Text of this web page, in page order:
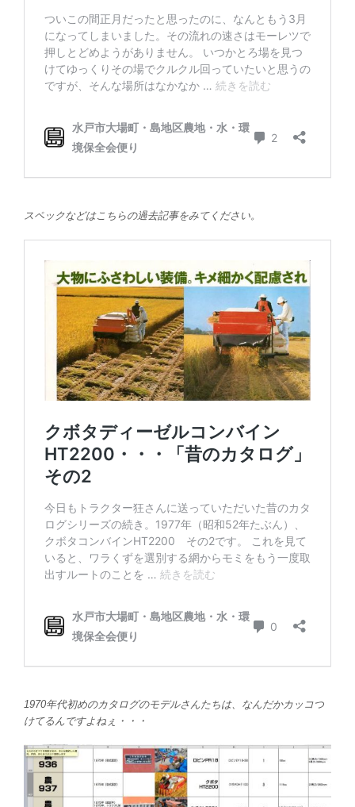
スペックなどはこちらの過去記事をみてください。
1970年代初めのカタログのモデルさんたちは、なんだかカッコつ
けてるんですよねぇ・・・